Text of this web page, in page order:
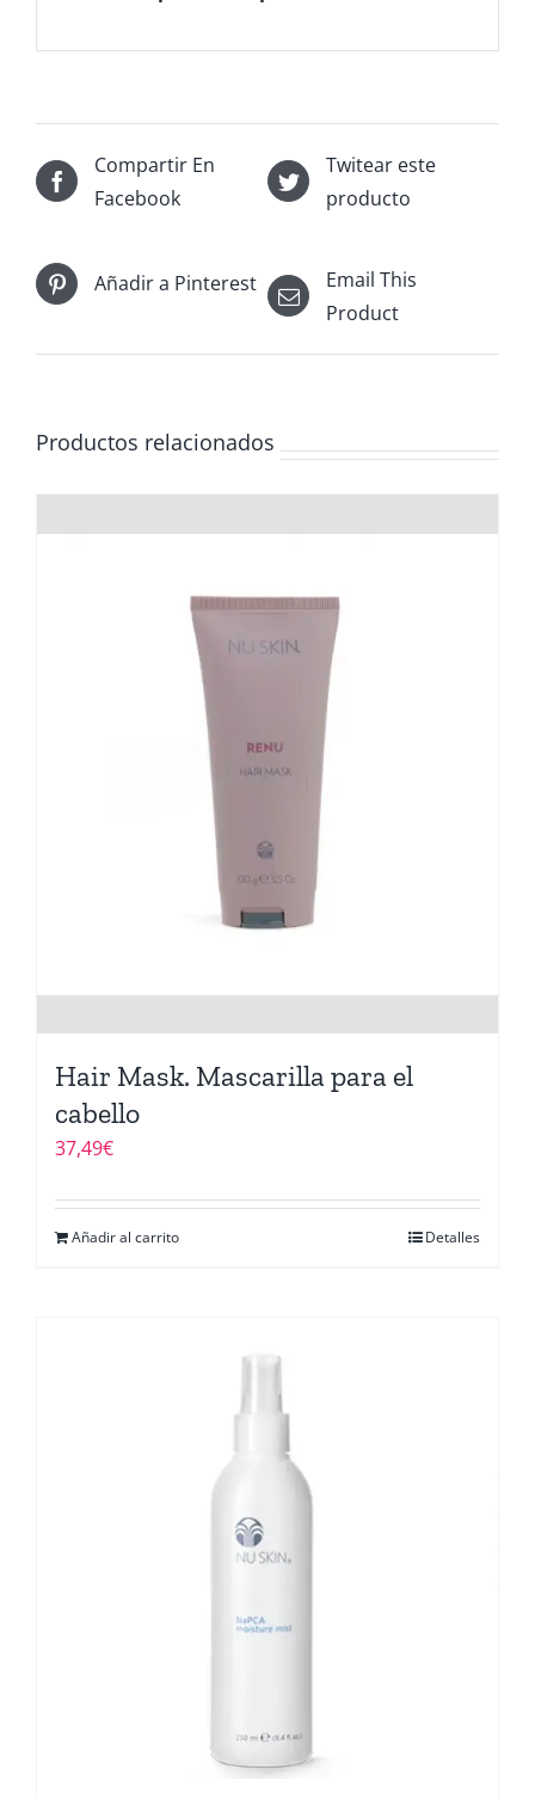
Compartir En
Facebook
Twitear este
producto
Añadir a Pinterest
Email This
Product
Productos relacionados
Hair Mask. Mascarilla para el
cabello
37,49€
Añadir al carrito Detalles